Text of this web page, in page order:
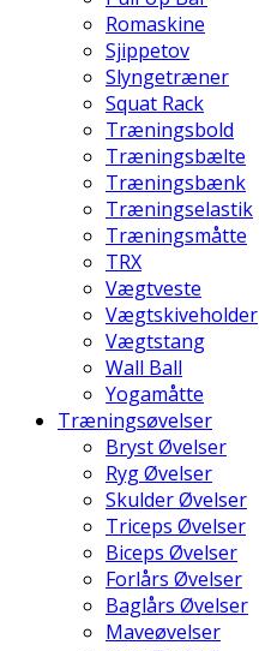
Romaskine
Sjippetov
Slyngetræner
Squat Rack
Træningsbold
Træningsbælte
Træningsbænk
Træningselastik
Træningsmåtte
TRX
Vægtveste
Vægtskiveholder
Vægtstang
Wall Ball
Yogamåtte
Træningsøvelser
Bryst Øvelser
Ryg Øvelser
Skulder Øvelser
Triceps Øvelser
Biceps Øvelser
Forlårs Øvelser
Baglårs Øvelser
Maveøvelser